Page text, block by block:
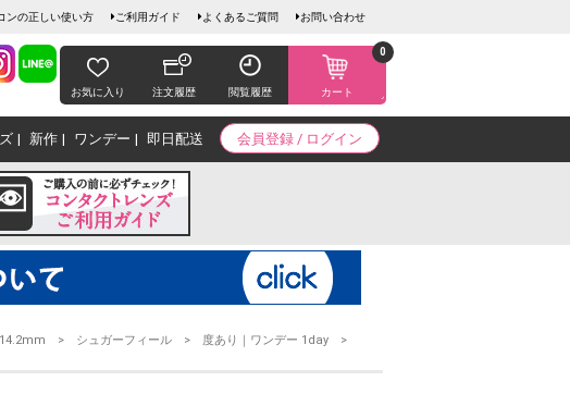
ンの正しい使い方 ご利用ガイド よくあるご質問 お問い合わせ
お気に入り 注文履歴 閲覧履歴 カート
0
会員登録 / ログイン
新作 ワンデー 即日配送
14.2mm シュガーフィール
度あり｜ワンデー 1day